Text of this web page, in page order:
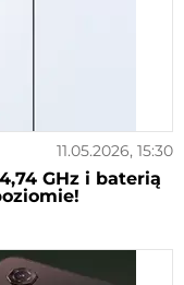
11.05.2026, 15:30
GHz i baterią